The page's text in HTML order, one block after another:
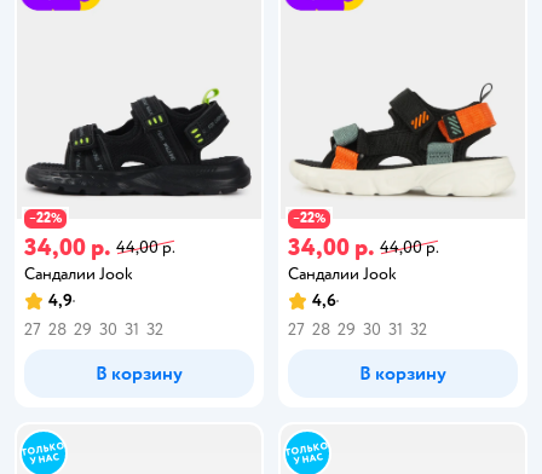
−22%
34,00 р. 44,00 р.
Сандалии Jook
4,9
27 28 29 30 31 32
В корзину
−22%
34,00 р. 44,00 р.
Сандалии Jook
4,6
27 28 29 30 31 32
В корзину